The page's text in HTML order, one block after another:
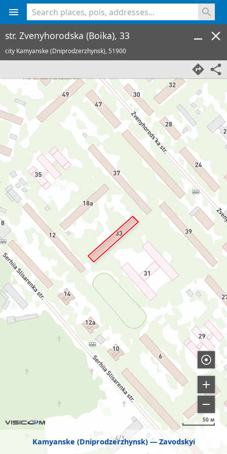
Kamyanske (Dniprodzerzhynsk) Zavodskyi
50 м
str. Zvenyhorodska (Boika), 33
city Kamyanske (Dniprodzerzhynsk),51900
<% console.log(hcard) %>